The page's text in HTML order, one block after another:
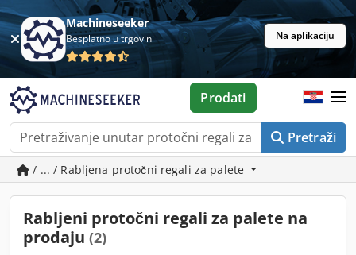
Machineseeker
Besplatno u trgovini Na aplikaciju
Pretraži
Prodati
/ ... / Rabljena protočni regali za palete
Rabljeni protočni regali za palete na
prodaju (2)